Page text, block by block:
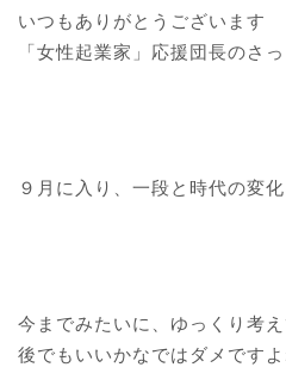
いつもありがとうございます
「女性起業家」応援団長のさ
９月に入り、一段と時代の変
今までみたいに、ゆっくり考
後でもいいかなではダメです